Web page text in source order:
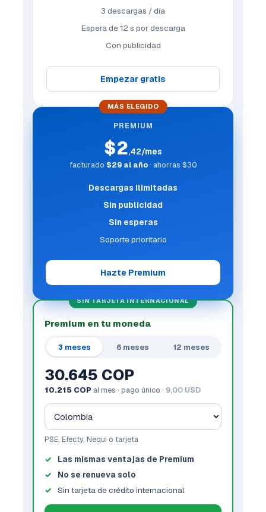
3 descargas / día
Espera de 12 s por descarga
Con publicidad
Empezar gratis
MÁS ELEGIDO
PREMIUM
$2,42/mes
facturado $29 al año· ahorras $30
Descargas ilimitadas
Sin publicidad
Sin esperas
Soporte prioritario
Hazte Premium
SIN TARJETA INTERNACIONAL
Premium en tu moneda
3 meses 6 meses 12 meses
30.645 COP
10.215 COP al mes · pago único · 9,00 USD
PSE, Efecty, Nequi o tarjeta
Las mismas ventajas de Premium
No se renueva solo
Sin tarjeta de crédito internacional